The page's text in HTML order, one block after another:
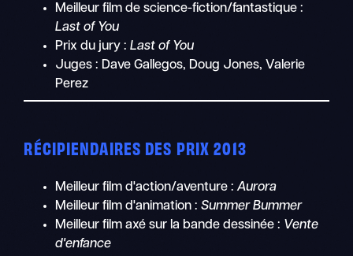
Meilleur film de science-fiction/fantastique :
Last of You
Prix du jury :Last of You
Juges : Dave Gallegos, Doug Jones, Valerie
Perez
RÉCIPIENDAIRES DES PRIX 2013
Meilleur film d'action/aventure : Aurora
Meilleur film d'animation : Summer Bummer
Meilleur film axé sur la bande dessinée : Vente
d'enfance